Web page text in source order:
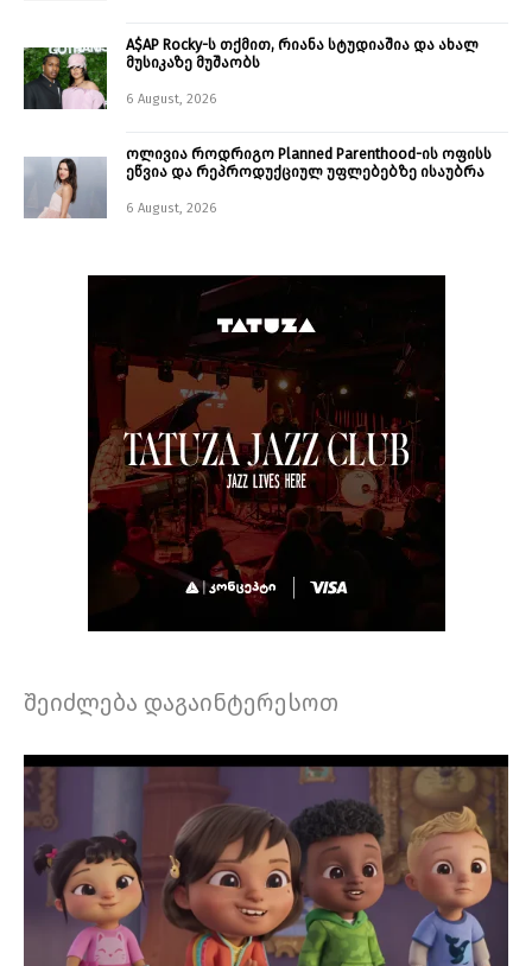
A$AP Rocky-ს თქმით, რიანა სტუდიაშია და ახალ
მუსიკაზე მუშაობს
6 August, 2026
ოლივია როდრიგო Planned Parenthood-ის ოფისს
ეწვია და რეპროდუქციულ უფლებებზე ისაუბრა
6 August, 2026
შეიძლება დაგაინტერესოთ